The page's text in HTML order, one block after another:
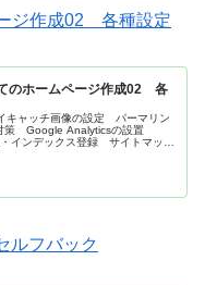
ジ作成02 各種設定
のホームページ作成02 各
キャッチ画像の設定 パーマリン
策 Google Analyticsの設置
インデックス登録 サイトマップ
ルフバック